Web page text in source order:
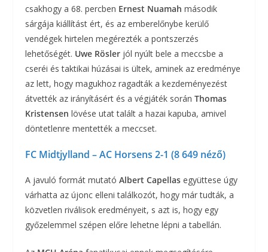
csakhogy a 68. percben Ernest Nuamah második
sárgája kiállítást ért, és az emberelőnybe kerülő
vendégek hirtelen megérezték a pontszerzés
lehetőségét. Uwe Rösler jól nyúlt bele a meccsbe a
cseréi és taktikai húzásai is ültek, aminek az eredménye
az lett, hogy magukhoz ragadták a kezdeményezést
átvették az irányításért és a végjáték soránThomas
Kristensen lövése utat talált a hazai kapuba, amivel
döntetlenre mentették a meccset.
FC Midtjylland – AC Horsens 2-1 (8 649 néző)
A javuló formát mutatóAlbert Capellas együttese úgy
várhatta az újonc elleni találkozót, hogy már tudták, a
közvetlen riválisok eredményeit, s azt is, hogy egy
győzelemmel szépen előre lehetne lépni a tabellán.